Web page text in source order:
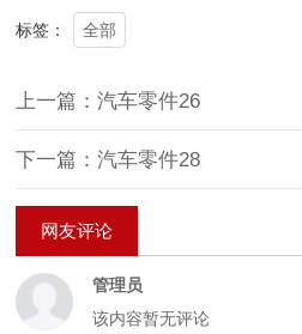
标签： 全部
上一篇：汽车零件26
下一篇：汽车零件28
网友评论
管理员
该内容暂无评论